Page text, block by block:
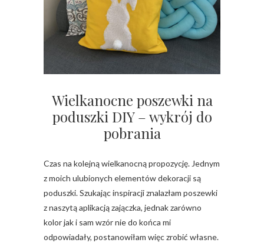
Wielkanocne poszewki na
poduszki DIY – wykrój do
pobrania
Czas na kolejną wielkanocną propozycję. Jednym
z moich ulubionych elementów dekoracji są
poduszki. Szukając inspiracji znalazłam poszewki
z naszytą aplikacją zajączka, jednak zarówno
kolor jak i sam wzór nie do końca mi
odpowiadały, postanowiłam więc zrobić własne.